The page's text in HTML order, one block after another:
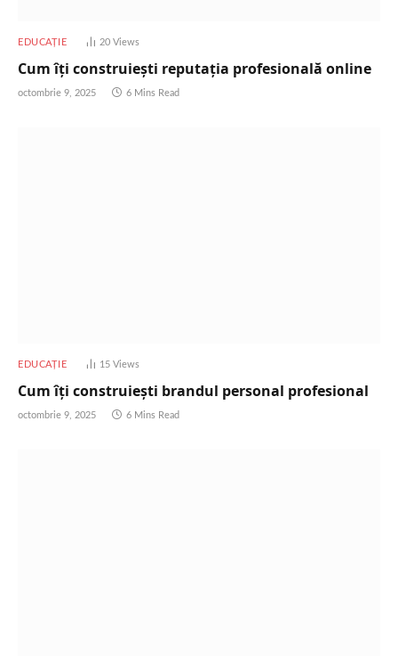
EDUCAȚIE 20Views
Cum îți construiești reputația profesională online
octombrie 9, 2025 6 Mins Read
EDUCAȚIE 15Views
Cum îți construiești brandul personal profesional
octombrie 9, 2025 6 Mins Read